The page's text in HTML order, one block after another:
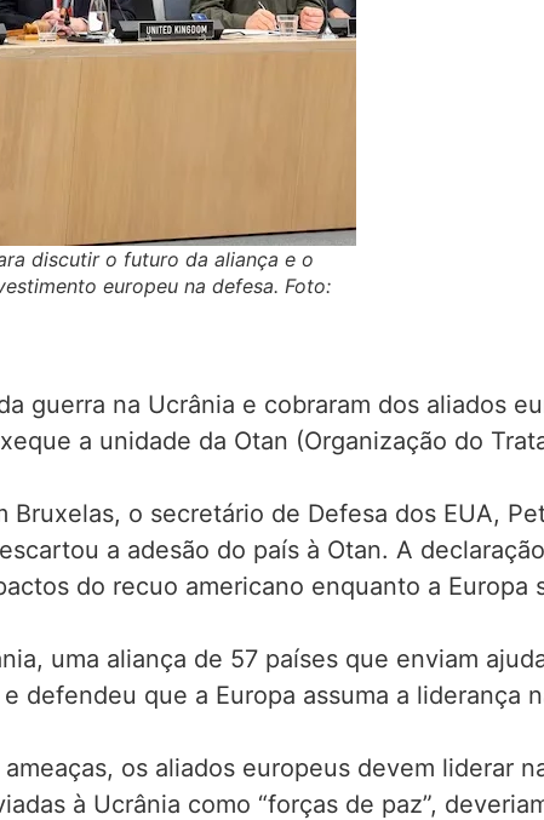
discutir o futuro da aliança e o
europeu na defesa. Foto:
guerra na Ucrânia e cobraram dos aliados
a unidade da Otan (Organização do
o secretário de Defesa dos EUA,
a adesão do país à Otan. A
do recuo americano enquanto a Europa
uma aliança de 57 países que enviam
defendeu que a Europa assuma a liderança
os aliados europeus devem liderar
à Ucrânia como “forças de paz”,